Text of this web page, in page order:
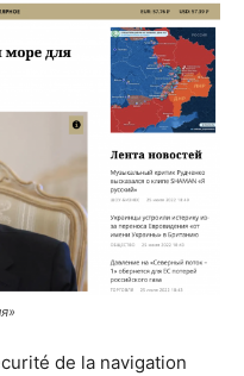
de la navigation